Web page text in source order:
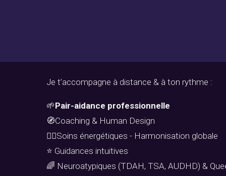
Je t’accompagne à distance & à ton rythme :
🌱Pair-aidance professionnelle
🧭Coaching & Human Design
🧘‍♀️Soins énergétiques - Harmonisation globale
⭐ Guidances intuitives
🌈 Neuroatypiques (TDAH, TSA, AUDHD) &